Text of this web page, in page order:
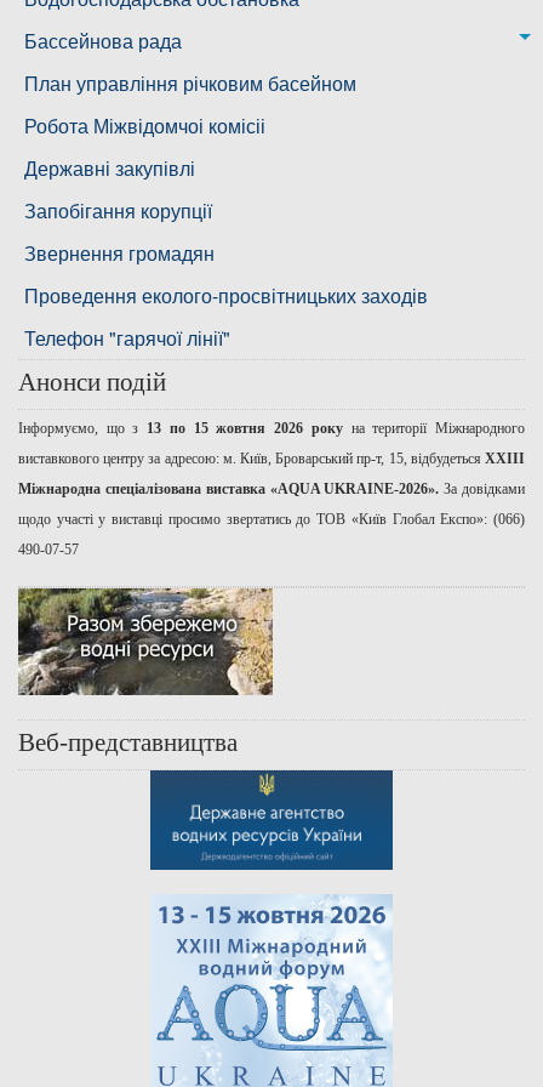
Дільниця з обслуговування насосного обладнання та
водоочисних установок
Бассейнова рада
Басейнова рада Південного Бугу
Басейнова рада нижнього Дніпра
Басейнова рада річок Причорномор'я
План управління річковим басейном
Робота Міжвідомчоі комісіі
Державні закупівлі
Запобігання корупції
Звернення громадян
Проведення еколого-просвітницьких заходів
Телефон "гарячої лінії"
Анонси подій
Інформуємо, що з 13 по 15 жовтня 2026 рокуна території Міжнародного
виставкового центру за адресою: м. Київ, Броварський пр-т, 15, відбудеться ХХІІІ
Міжнародна спеціалізована виставка «AQUA UKRAINE-2026».За довідками
щодо участі у виставці просимо звертатись до ТОВ «Київ Глобал Експо»: (066)
490-07-57
Веб-представництва